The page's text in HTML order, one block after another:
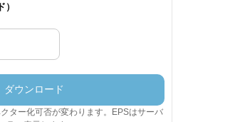
ダウンロード
ター化可否が変わります。EPSはサーバ